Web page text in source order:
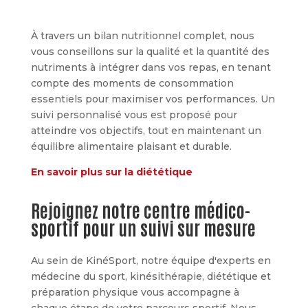
À travers un bilan nutritionnel complet, nous
vous conseillons sur la qualité et la quantité des
nutriments à intégrer dans vos repas, en tenant
compte des moments de consommation
essentiels pour maximiser vos performances. Un
suivi personnalisé vous est proposé pour
atteindre vos objectifs, tout en maintenant un
équilibre alimentaire plaisant et durable.
En savoir plus sur la diététique
Rejoignez notre centre médico-
sportif pour un suivi sur mesure
Au sein de KinéSport, notre équipe d'experts en
médecine du sport, kinésithérapie, diététique et
préparation physique vous accompagne à